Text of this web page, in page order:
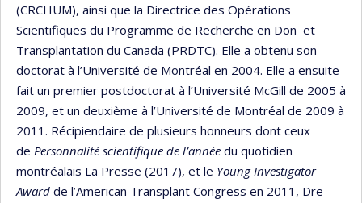
(CRCHUM), ainsi que la Directrice des Opérations
Scientifiques du Programme de Recherche en Don et
Transplantation du Canada (PRDTC). Elle a obtenu son
doctorat à l’Université de Montréal en 2004. Elle a ensuite
fait un premier postdoctorat à l’Université McGill de 2005 à
2009, et un deuxième à l’Université de Montréal de 2009 à
2011. Récipiendaire de plusieurs honneurs dont ceux
de Personnalité scientifique de l’année du quotidien
montréalais La Presse (2017), et le Young Investigator
Award de l’American Transplant Congress en 2011, Dre